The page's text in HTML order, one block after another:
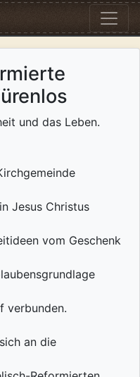
und das Leben.
Jesus Christus
vom Geschenk
verbunden.
an die